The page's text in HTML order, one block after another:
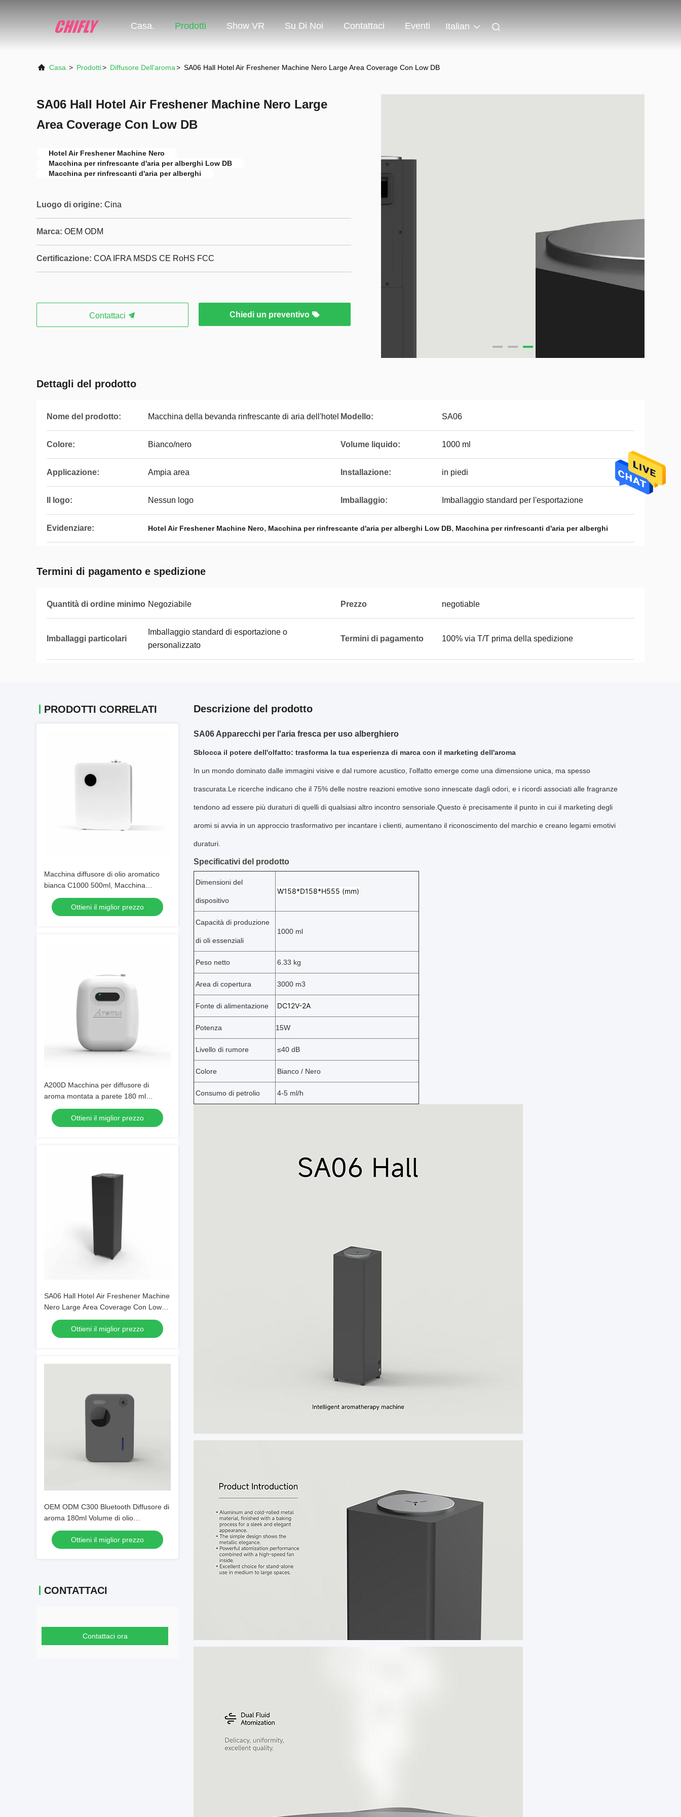
Casa. Prodotti Show VR Su Di Noi Contattaci Eventi Italian
Casa. > Prodotti> Diffusore Dell'aroma> SA06 Hall Hotel Air Freshener Machine Nero Large Area Coverage Con Low DB
SA06 Hall Hotel Air Freshener Machine Nero Large
Area Coverage Con Low DB
Hotel Air Freshener Machine Nero
Macchina per rinfrescante d'aria per alberghi Low DB
Macchina per rinfrescanti d'aria per alberghi
Luogo di origine: Cina
Marca: OEM ODM
Certificazione: COA IFRA MSDS CE RoHS FCC
Contattaci Chiedi un preventivo
Dettagli del prodotto
Nome del prodotto: Macchina della bevanda rinfrescante di aria dell'hotel Modello: SA06
Colore: Bianco/nero Volume liquido: 1000 ml
Applicazione: Ampia area Installazione: in piedi
Il logo: Nessun logo Imballaggio: Imballaggio standard per l'esportazione
Evidenziare: Hotel Air Freshener Machine Nero, Macchina per rinfrescante d'aria per alberghi Low DB, Macchina per rinfrescanti d'aria per alberghi
Termini di pagamento e spedizione
Quantità di ordine minimo Negoziabile Prezzo negotiable
Imballaggi particolari
Imballaggio standard di esportazione o
personalizzato
Termini di pagamento 100% via T/T prima della spedizione
PRODOTTI CORRELATI
Macchina diffusore di olio aromatico
bianca C1000 500ml, Macchina
diffusore di profumo aromatico 3.3KG
Ottieni il miglior prezzo
A200D Macchina per diffusore di
aroma montata a parete 180 ml
Diffusore automatico di aroma ad aria
fresca
Ottieni il miglior prezzo
SA06 Hall Hotel Air Freshener Machine
Nero Large Area Coverage Con Low
Ottieni il miglior prezzo
OEM ODM C300 Bluetooth Diffusore di
aroma 180ml Volume di olio
Dispensatore automatico di olio
profumatoOttieni il miglior prezzo
CONTATTACI
Contattaci ora
Descrizione del prodotto
SA06 Apparecchi per l'aria fresca per uso alberghiero
Sblocca il potere dell'olfatto: trasforma la tua esperienza di marca con il marketing dell'aroma
In un mondo dominato dalle immagini visive e dal rumore acustico, l'olfatto emerge come una dimensione unica, ma spesso
trascurata.Le ricerche indicano che il 75% delle nostre reazioni emotive sono innescate dagli odori, e i ricordi associati alle fragranze
tendono ad essere più duraturi di quelli di qualsiasi altro incontro sensoriale.Questo è precisamente il punto in cui il marketing degli
aromi si avvia in un approccio trasformativo per incantare i clienti, aumentano il riconoscimento del marchio e creano legami emotivi
duraturi.
Specificativi del prodotto
Dimensioni del
dispositivo
W158*D158*H555 (mm)
Capacità di produzione
di oli essenziali
1000 ml
Peso netto 6.33 kg
Area di copertura 3000 m3
Fonte di alimentazione DC12V-2A
Potenza 15W
Livello di rumore ≤40 dB
Colore Bianco / Nero
Consumo di petrolio 4-5 ml/h